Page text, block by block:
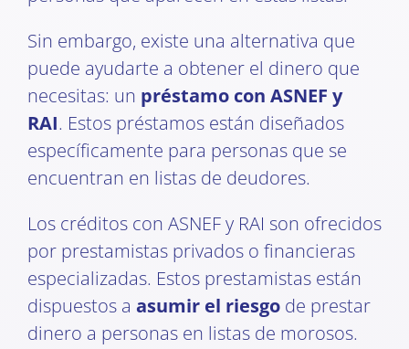
Sin embargo, existe una alternativa que
puede ayudarte a obtener el dinero que
necesitas: un préstamo con ASNEF y
RAI. Estos préstamos están diseñados
específicamente para personas que se
encuentran en listas de deudores.
Los créditos con ASNEF y RAI son ofrecidos
por prestamistas privados o financieras
especializadas. Estos prestamistas están
dispuestos a asumir el riesgode prestar
dinero a personas en listas de morosos.